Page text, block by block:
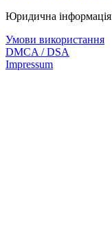
Юридична інформація
Умови використання
DMCA / DSA
Impressum